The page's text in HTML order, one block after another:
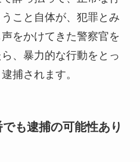
こと自体が、犯罪とみ
をかけてきた警察官を
、暴力的な行動をとっ
捕されます。
も逮捕の可能性あり